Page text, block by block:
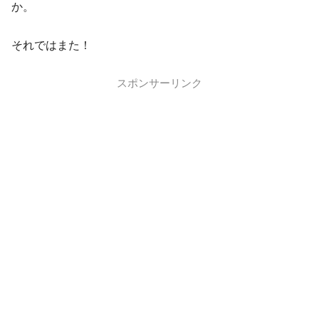
か。
それではまた！
スポンサーリンク